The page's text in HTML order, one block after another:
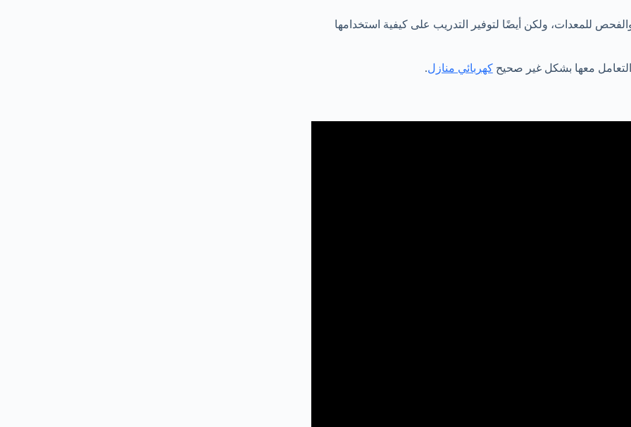
للمعدات، ولكن أيضًا لتوفير التدريب على كيفية استخدامها
التعامل معها بشكل غير صحيحكهربائي منازل.